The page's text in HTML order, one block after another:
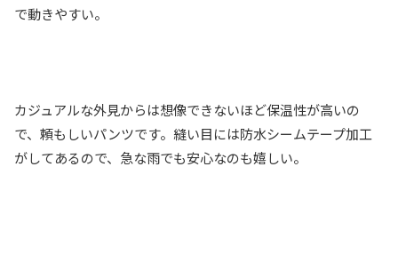
で動きやすい。
カジュアルな外見からは想像できないほど保温性が高いの
で、頼もしいパンツです。縫い目には防水シームテープ加工
がしてあるので、急な雨でも安心なのも嬉しい。